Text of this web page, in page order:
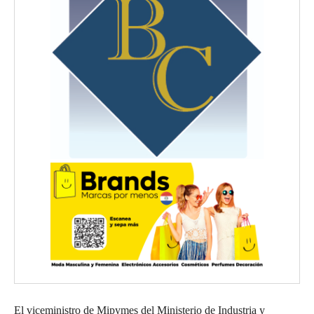
El viceministro de Mipymes del Ministerio de Industria y